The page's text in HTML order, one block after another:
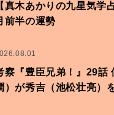
【真木あかりの九星気学
前半の運勢
察『豊臣兄弟！』29話
）が秀吉（池松壮亮）